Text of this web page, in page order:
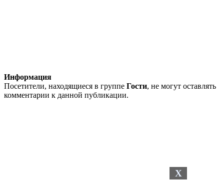
X
Информация
Посетители, находящиеся в группе Гости, не могут оставлять
комментарии к данной публикации.